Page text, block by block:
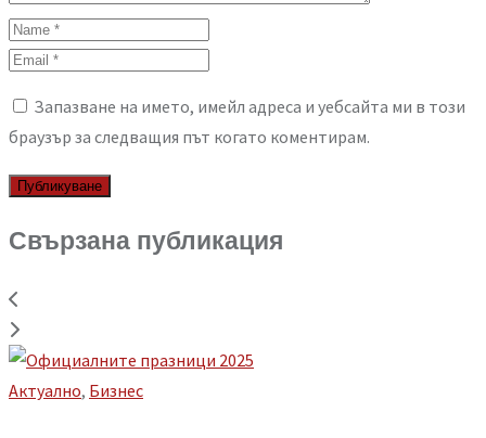
Запазване на името, имейл адреса и уебсайта ми в този
браузър за следващия път когато коментирам.
Свързана публикация
Aктуално, Бизнес